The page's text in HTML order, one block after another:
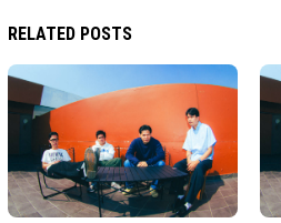
RELATED POSTS